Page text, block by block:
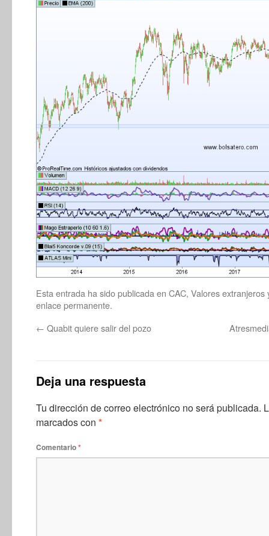
Esta entrada ha sido publicada en CAC, Valores extranjeros
enlace permanente.
← Quabit quiere salir del pozo
Deja una respuesta
Tu dirección de correo electrónico no será publicada.
marcados con *
Comentario*